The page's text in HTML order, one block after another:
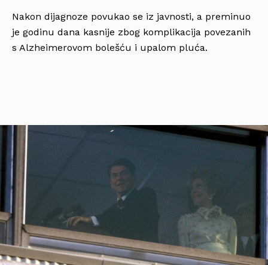
Nakon dijagnoze povukao se iz javnosti, a preminuo
je godinu dana kasnije zbog komplikacija povezanih
s Alzheimerovom bolešću i upalom pluća.